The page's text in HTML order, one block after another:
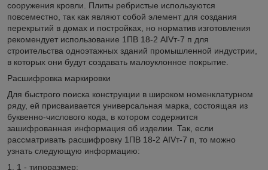
сооружения кровли. Плиты ребристые используются
повсеместно, так как являют собой элемент для создания
перекрытий в домах и постройках, но норматив изготовления
рекомендует использование 1ПВ 18-2 АIVт-7 п для
строительства одноэтажных зданий промышленной индустрии,
в которых они будут создавать малоуклонное покрытие.
Расшифровка маркировки
Для быстрого поиска конструкции в широком номенклатурном
ряду, ей присваивается универсальная марка, состоящая из
буквенно-числового кода, в котором содержится
зашифрованная информация об изделии. Так, если
рассматривать расшифровку 1ПВ 18-2 АIVт-7 п, то можно
узнать следующую информацию:
1. 1 - типоразмер;